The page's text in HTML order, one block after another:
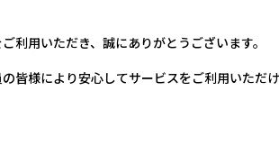
ート]まんまるズー
[アース･ペット ターキー]歯
クラ
利用いただき、誠にありがとうございます。
皆様により安心してサービスをご利用いた